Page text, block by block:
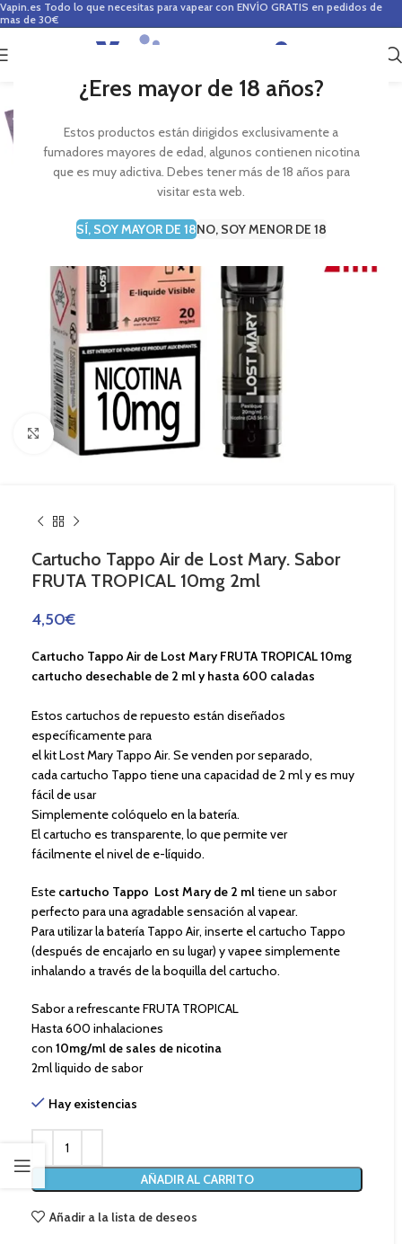
¿Eres mayor de 18 años?
Estos productos están dirigidos exclusivamente a
fumadores mayores de edad, algunos contienen nicotina
que es muy adictiva. Debes tener más de 18 años para
visitar esta web.
SÍ, SOY MAYOR DE 18NO, SOY MENOR DE 18
Vapin.es Todo lo que necesitas para vapear con ENVÍO GRATIS en pedidos de
mas de 30€
0
Haga Click para agrandar
Cartucho Tappo Air de Lost Mary. Sabor
FRUTA TROPICAL 10mg 2ml
4,50€
Cartucho Tappo Air de Lost Mary FRUTA TROPICAL 10mg
cartucho desechable de 2 ml y hasta 600 caladas
Estos cartuchos de repuesto están diseñados
específicamente para
el kit Lost Mary Tappo Air. Se venden por separado,
cada cartucho Tappo tiene una capacidad de 2 ml y es muy
fácil de usar
Simplemente colóquelo en la batería.
El cartucho es transparente, lo que permite ver
fácilmente el nivel de e-líquido.
Este cartucho Tappo Lost Mary de 2 mltiene un sabor
perfecto para una agradable sensación al vapear.
Para utilizar la batería Tappo Air, inserte el cartucho Tappo
(después de encajarlo en su lugar) y vapee simplemente
inhalando a través de la boquilla del cartucho.
Sabor a refrescante FRUTA TROPICAL
Hasta 600 inhalaciones
con 10mg/ml de sales de nicotina
2ml liquido de sabor
Hay existencias
AÑADIR AL CARRITO
Añadir a la lista de deseos